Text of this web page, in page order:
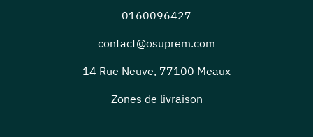
0160096427
contact@osuprem.com
14 Rue Neuve, 77100 Meaux
Zones de livraison